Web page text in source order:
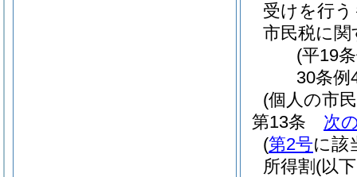
受けを行
市民税に
(平19
30条例
(個人の市
第13条
次
(第2号に該
所得割 (以